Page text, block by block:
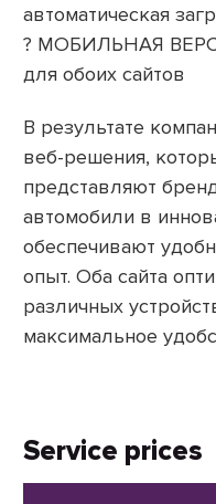
автоматическая
? МОБИЛЬНАЯ
для обоих сайтов
В результате
веб-решения,
представляют
автомобили в
обеспечивают
опыт. Оба сайта
различных
максимальное
Service prices